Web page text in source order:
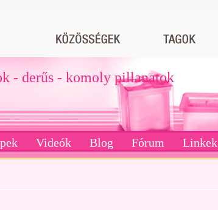
- derűs - komoly pillanatok
Videók Blog Fórum Linkek